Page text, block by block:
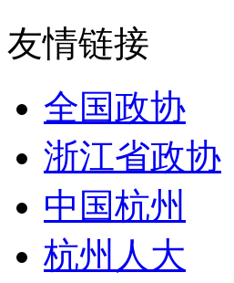
友情链接
全国政协
浙江省政协
中国杭州
杭州人大